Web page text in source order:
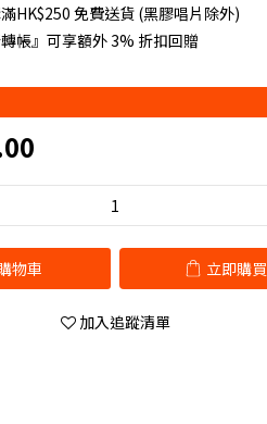
HK$250 免費送貨 (黑膠唱片除外)
帳』可享額外 3% 折扣回贈
物車 立即購買
加入追蹤清單